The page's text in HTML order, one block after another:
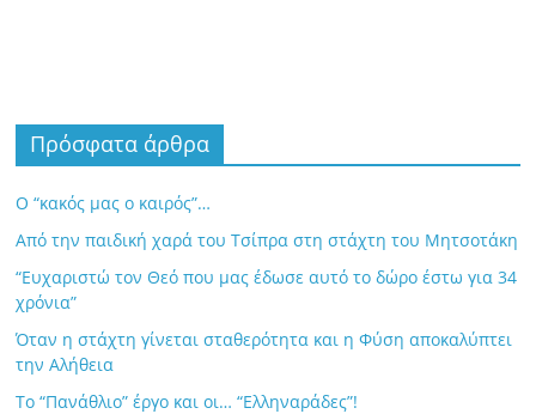
Πρόσφατα άρθρα
Ο “κακός μας ο καιρός”…
Από την παιδική χαρά του Τσίπρα στη στάχτη του Μητσοτάκη
“Ευχαριστώ τον Θεό που μας έδωσε αυτό το δώρο έστω για 34
χρόνια”
Όταν η στάχτη γίνεται σταθερότητα και η Φύση αποκαλύπτει
την Αλήθεια
Το “Πανάθλιο” έργο και οι… “Ελληναράδες”!